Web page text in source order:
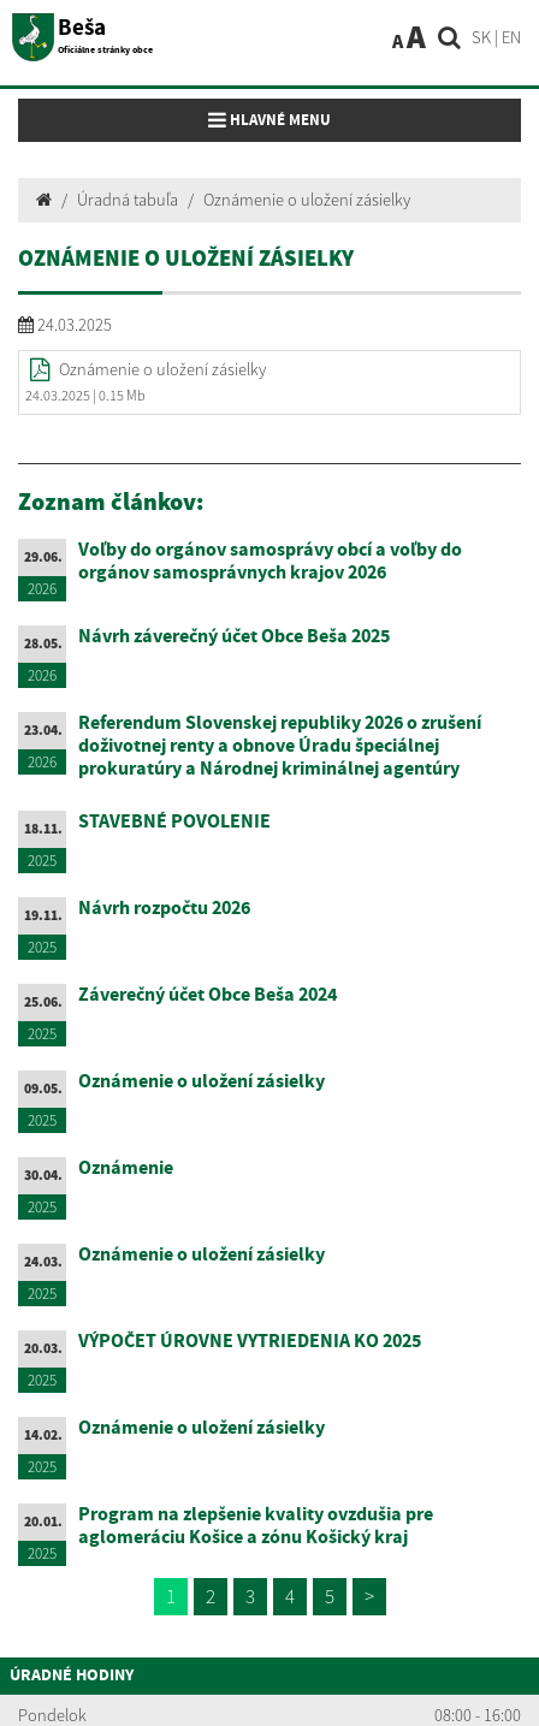
Beša
Oficiálne stránky obce
SK | EN
AA
Toggle navigation
HLAVNÉ MENU
Úradná tabuľa Oznámenie o uložení zásielky
OZNÁMENIE O ULOŽENÍ ZÁSIELKY
24.03.2025
Oznámenie o uložení zásielky
24.03.2025 | 0.15 Mb
Zoznam článkov:
29.06.
2026
Voľby do orgánov samosprávy obcí a voľby do
orgánov samosprávnych krajov 2026
28.05.
2026
Návrh záverečný účet Obce Beša 2025
23.04.
2026
Referendum Slovenskej republiky 2026 o zrušení
doživotnej renty a obnove Úradu špeciálnej
prokuratúry a Národnej kriminálnej agentúry
18.11.
2025
STAVEBNÉ POVOLENIE
19.11.
2025
Návrh rozpočtu 2026
25.06.
2025
Záverečný účet Obce Beša 2024
09.05.
2025
Oznámenie o uložení zásielky
30.04.
2025
Oznámenie
24.03.
2025
Oznámenie o uložení zásielky
20.03.
2025
VÝPOČET ÚROVNE VYTRIEDENIA KO 2025
14.02.
2025
Oznámenie o uložení zásielky
20.01.
2025
Program na zlepšenie kvality ovzdušia pre
aglomeráciu Košice a zónu Košický kraj
1 2 3 4 5 >
ÚRADNÉ HODINY
Pondelok
08:00 - 16:00